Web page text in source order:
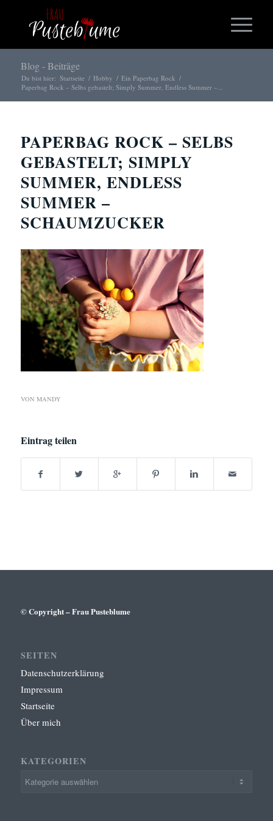
Blog - Beiträge
Du bist hier: Startseite / Hobby / Ein Paperbag Rock /
Paperbag Rock – Selbs gebastelt; Simply Summer, Endless Summer –...
PAPERBAG ROCK – SELBS
GEBASTELT; SIMPLY
SUMMER, ENDLESS
SUMMER –
SCHAUMZUCKER
VON MANDY
Eintrag teilen
© Copyright – Frau Pusteblume
SEITEN
Datenschutzerklärung
Impressum
Startseite
Über mich
KATEGORIEN